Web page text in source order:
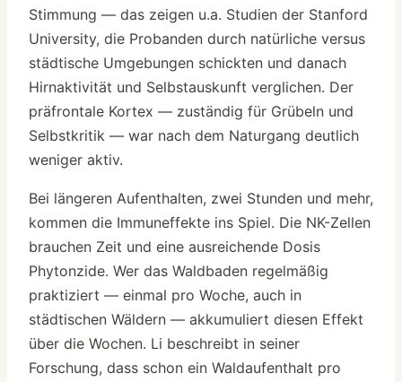
Stimmung — das zeigen u.a. Studien der Stanford
University, die Probanden durch natürliche versus
städtische Umgebungen schickten und danach
Hirnaktivität und Selbstauskunft verglichen. Der
präfrontale Kortex — zuständig für Grübeln und
Selbstkritik — war nach dem Naturgang deutlich
weniger aktiv.
Bei längeren Aufenthalten, zwei Stunden und mehr,
kommen die Immuneffekte ins Spiel. Die NK-Zellen
brauchen Zeit und eine ausreichende Dosis
Phytonzide. Wer das Waldbaden regelmäßig
praktiziert — einmal pro Woche, auch in
städtischen Wäldern — akkumuliert diesen Effekt
über die Wochen. Li beschreibt in seiner
Forschung, dass schon ein Waldaufenthalt pro